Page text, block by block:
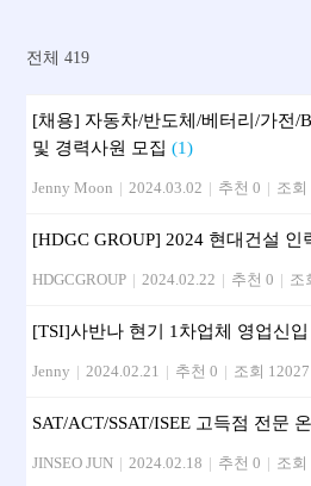
전체 419
[채용] 자동차/반도체/베터리/가전/
및 경력사원 모집(1)
Jenny Moon | 2024.03.02 | 추천 0 | 조회
[HDGC GROUP] 2024 현대건설 인
HDGCGROUP | 2024.02.22 | 추천 0 | 조
[TSI]사반나 현기 1차업체 영업신
Jenny | 2024.02.21 | 추천 0 | 조회 12027
SAT/ACT/SSAT/ISEE 고득점 전문
JINSEO JUN | 2024.02.18 | 추천 0 | 조회